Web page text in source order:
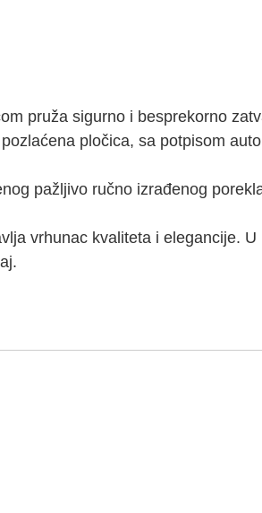
pruža sigurno i besprekorno
pločica, sa potpisom
pažljivo ručno izrađenog
vrhunac kvaliteta i elegancije.